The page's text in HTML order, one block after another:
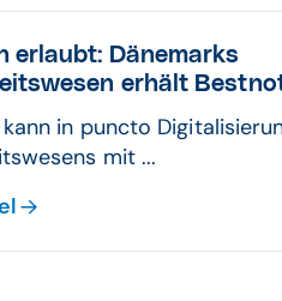
erlaubt: Dänemarks
erhält
in puncto
mit ...